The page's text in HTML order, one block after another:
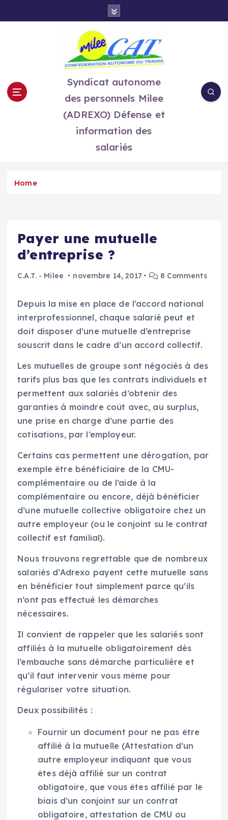
Syndicat autonome
des personnels Milee
(ADREXO) Défense et
information des
salariés
Home
Payer une mutuelle
d’entreprise ?
C.A.T. - Milee novembre 14, 2017 8 Comments
Depuis la mise en place de l’accord national
interprofessionnel, chaque salarié peut et
doit disposer d’une mutuelle d’entreprise
souscrit dans le cadre d’un accord collectif.
Les mutuelles de groupe sont négociés à des
tarifs plus bas que les contrats individuels et
permettent aux salariés d’obtenir des
garanties à moindre coût avec, au surplus,
une prise en charge d’une partie des
cotisations, par l’employeur.
Certains cas permettent une dérogation, par
exemple être bénéficiaire de la CMU-
complémentaire ou de l’aide à la
complémentaire ou encore, déjà bénéficier
d’une mutuelle collective obligatoire chez un
autre employeur (ou le conjoint su le contrat
collectif est familial).
Nous trouvons regrettable que de nombreux
salariés d’Adrexo payent cette mutuelle sans
en bénéficier tout simplement parce qu’ils
n’ont pas effectué les démarches
nécessaires.
Il convient de rappeler que les salariés sont
affiliés à la mutuelle obligatoirement dès
l’embauche sans démarche particulière et
qu’il faut intervenir vous même pour
régulariser votre situation.
Deux possibilités :
Fournir un document pour ne pas être
affilié à la mutuelle (Attestation d’un
autre employeur indiquant que vous
êtes déjà affilié sur un contrat
obligatoire, que vous êtes affilié par le
biais d’un conjoint sur un contrat
obligatoire, attestation de CMU ou